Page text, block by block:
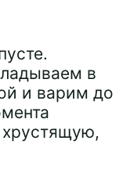
в
и варим до
хрустящую,